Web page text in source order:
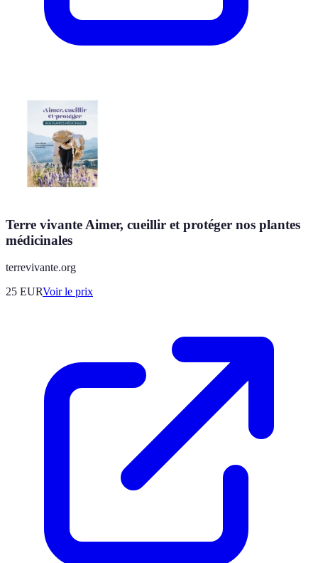
Terre vivante Aimer, cueillir et protéger nos plantes
médicinales
terrevivante.org
25 EURVoir le prix